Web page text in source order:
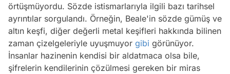
örtüşmüyordu. Sözde istismarlarıyla ilgili bazı tarihsel
ayrıntılar sorgulandı. Örneğin, Beale'in sözde gümüş ve
altın keşfi, diğer değerli metal keşifleri hakkında bilinen
zaman çizelgeleriyle uyuşmuyor gibi görünüyor.
İnsanlar hazinenin kendisi bir aldatmaca olsa bile,
şifrelerin kendilerinin çözülmesi gereken bir miras